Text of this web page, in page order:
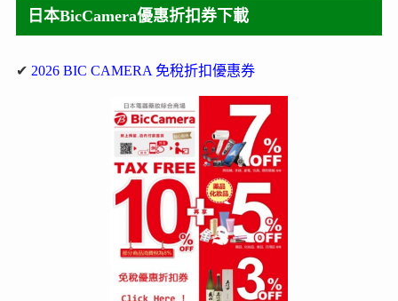
日本BicCamera優惠折扣券下載
✔ 2026 BIC CAMERA 免稅折扣優惠券